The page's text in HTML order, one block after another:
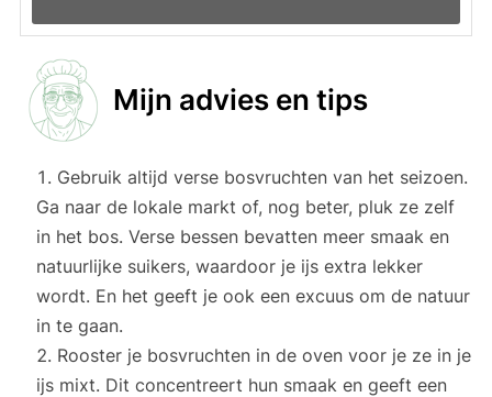
Mijn advies en tips
Gebruik altijd verse bosvruchten van het seizoen.
Ga naar de lokale markt of, nog beter, pluk ze zelf
in het bos. Verse bessen bevatten meer smaak en
natuurlijke suikers, waardoor je ijs extra lekker
wordt. En het geeft je ook een excuus om de natuur
in te gaan.
Rooster je bosvruchten in de oven voor je ze in je
ijs mixt. Dit concentreert hun smaak en geeft een